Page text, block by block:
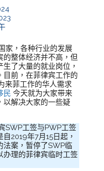
家，各种行业的发展
的整体经济并不高，但
了大量的就业岗位，
目前，在菲律宾工作的
来菲工作的华人需求
民 今天就为大家带来
以解决大家的一些疑
SWP工签与PWP工签
2019年7月15日起，
法案，暂停了SWP临
办理的菲律宾临时工签